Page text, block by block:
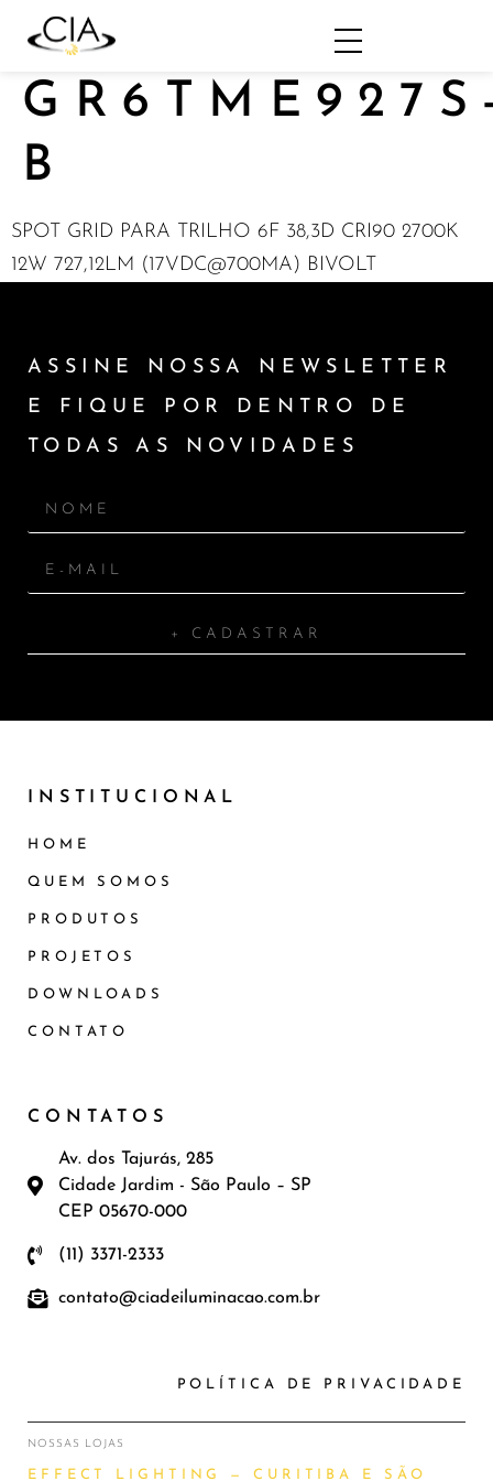
B
SPOT GRID PARA TRILHO 6F 38,3D CRI90 2700K
12W 727,12LM (17VDC@700MA) BIVOLT
ASSINE NOSSA NEWSLETTER
E FIQUE POR DENTRO DE
TODAS AS NOVIDADES
+ CADASTRAR
INSTITUCIONAL
HOME
QUEM SOMOS
PRODUTOS
PROJETOS
DOWNLOADS
CONTATO
CONTATOS
Av. dos Tajurás, 285
Cidade Jardim - São Paulo – SP
CEP 05670-000
(11) 3371-2333
contato@ciadeiluminacao.com.br
POLÍTICA DE PRIVACIDADE
NOSSAS LOJAS
EFFECT LIGHTING — CURITIBA E SÃO